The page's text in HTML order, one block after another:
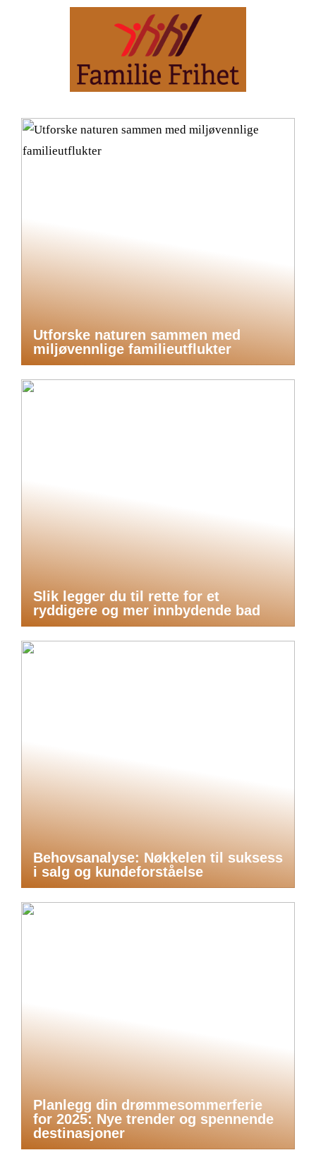
Utforske naturen sammen med
miljøvennlige familieutflukter
Slik legger du til rette for et
ryddigere og mer innbydende bad
Behovsanalyse: Nøkkelen til suksess
i salg og kundeforståelse
Planlegg din drømmesommerferie
for 2025: Nye trender og spennende
destinasjoner